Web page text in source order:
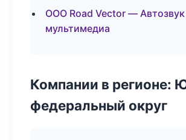
ООО Road Vector — Автозвук
мультимедиа
Компании в регионе:
федеральный округ